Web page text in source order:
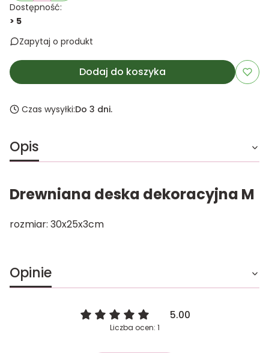
Dostępność:
> 5
Zapytaj o produkt
Dodaj do koszyka
Czas wysyłki:Do 3 dni.
Opis
Drewniana deska dekoracyjna M
rozmiar: 30x25x3cm
Opinie
5.00
Liczba ocen: 1